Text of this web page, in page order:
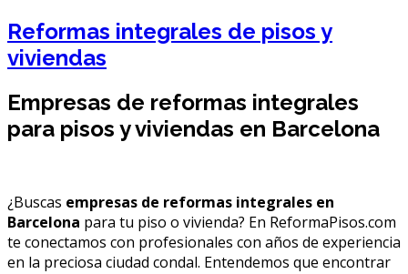
Reformas integrales de pisos y
viviendas
Empresas de reformas integrales
para pisos y viviendas en Barcelona
¿Buscas empresas de reformas integrales en
Barcelona para tu piso o vivienda? En ReformaPisos.com
te conectamos con profesionales con años de experiencia
en la preciosa ciudad condal. Entendemos que encontrar